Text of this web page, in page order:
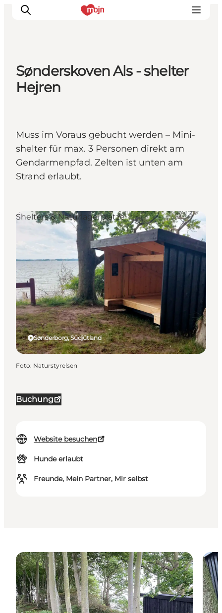
Erlebnisse
Städte und Regionen
Plane deine Reise
Booking
Sønderskoven Als - shelter
Hejren
Muss im Voraus gebucht werden – Mini-
shelter für max. 3 Personen direkt am
Gendarmenpfad. Zelten ist unten am
Strand erlaubt.
Buchung
Website besuchen
Hunde erlaubt
Freunde, Mein Partner, Mir selbst
Sønderborg, Südjütland
Shelters & Naturlagerplätze
Foto: Naturstyrelsen